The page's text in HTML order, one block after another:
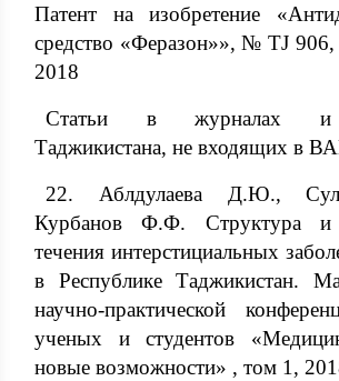
Патент на изобретение
средство «Феразон»», № TJ 906,
2018
Статьи в журналах и
Таджикистана, не входящих в
22. Аблдулаева Д.Ю.,
Курбанов Ф.Ф. Структура и
течения интерстициальных
в Республике Таджикистан.
научно-практической
ученых и студентов
новые возможности» , том 1,